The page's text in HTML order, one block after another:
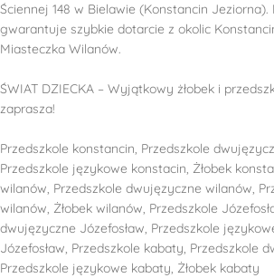
Ściennej 148 w Bielawie (Konstancin
gwarantuje szybkie dotarcie z okolic
Miasteczka Wilanów.
ŚWIAT DZIECKA – Wyjątkowy żłobek i
zaprasza!
Przedszkole konstancin, Przedszkole
Przedszkole językowe konstacin, Żłobek
wilanów, Przedszkole dwujęzyczne wilanów,
wilanów, Żłobek wilanów, Przedszkole
dwujęzyczne Józefosław, Przedszkole
Józefosław, Przedszkole kabaty, Przedszkole
Przedszkole językowe kabaty, Żłobek kabaty